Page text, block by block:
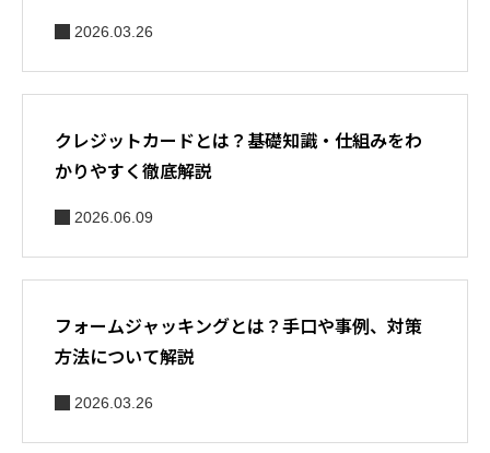
2026.03.26
クレジットカードとは？基礎知識・仕組みをわ
かりやすく徹底解説
2026.06.09
フォームジャッキングとは？手口や事例、対策
方法について解説
2026.03.26